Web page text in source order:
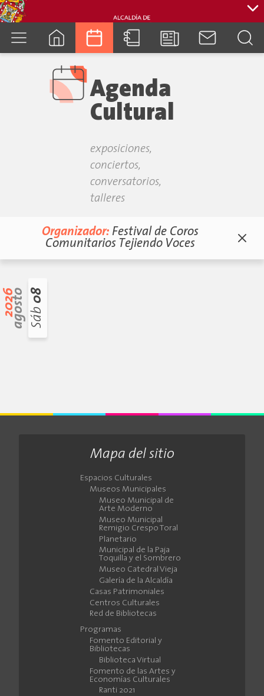
Agenda
Cultural
exposiciones,
conciertos,
conversatorios,
talleres
Organizador: Festival de Coros
Comunitarios Tejiendo Voces
2026agosto Sáb
08
Mapa del sitio
Espacios Culturales
Museos Municipales
Museo Municipal de
Arte Moderno
Museo Municipal
Remigio Crespo Toral
Planetario
Municipal de la Paja
Toquilla y el Sombrero
Museo Catedral Vieja
Galería de la Alcaldía
Casas Patrimoniales
Centros Culturales
Red de Bibliotecas
Programas
Fomento Editorial y
Bibliotecas
Biblioteca Virtual
Fomento de las Artes y
Economías Culturales
Ranti 2021